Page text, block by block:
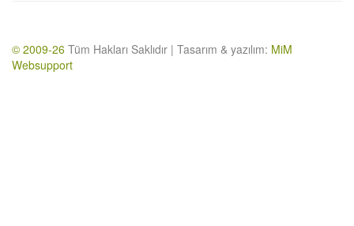
© 2009-26 Tüm Hakları Saklıdır | Tasarım & yazılım: MiM
Websupport